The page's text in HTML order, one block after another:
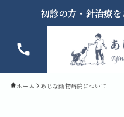
初診の方・針治療を
ホーム あじな動物病院について